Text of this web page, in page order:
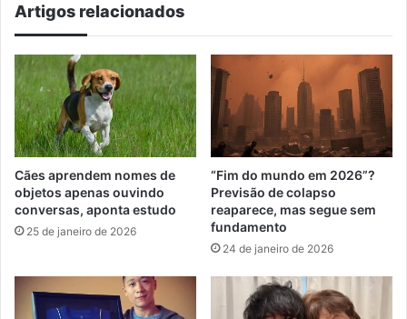
Artigos relacionados
Cães aprendem nomes de
objetos apenas ouvindo
conversas, aponta estudo
25 de janeiro de 2026
“Fim do mundo em 2026”?
Previsão de colapso
reaparece, mas segue sem
fundamento
24 de janeiro de 2026